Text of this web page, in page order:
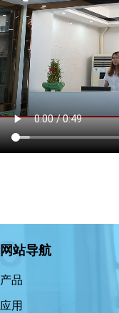
网站导航
产品
应用